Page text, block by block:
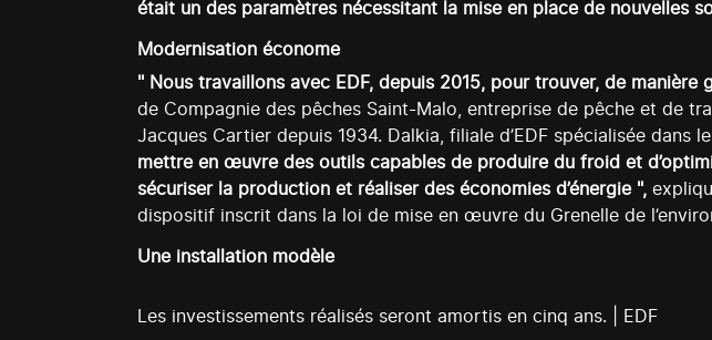
était un des paramètres nécessitant la mise en place de nouvelles
Modernisation économe
" Nous travaillons avec EDF, depuis 2015, pour trouver, de manière
de Compagnie des pêches Saint-Malo, entreprise de pêche et de
Jacques Cartier depuis 1934. Dalkia, filiale d’EDF spécialisée
mettre en œuvre des outils capables de produire du froid et
sécuriser la production et réaliser des économies d’énergie ",
dispositif inscrit dans la loi de mise en œuvre du Grenelle de
Une installation modèle
Les investissements réalisés seront amortis en cinq ans. | EDF